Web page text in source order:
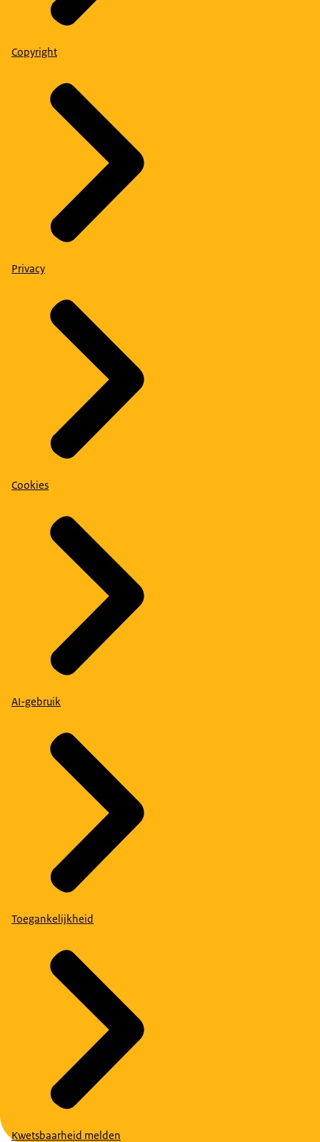
Copyright
Privacy
Cookies
AI-gebruik
Toegankelijkheid
Kwetsbaarheid melden